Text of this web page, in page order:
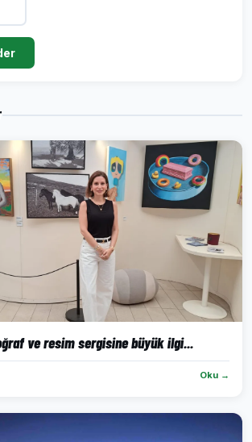
ve resim sergisine büyük ilgi...
Oku →